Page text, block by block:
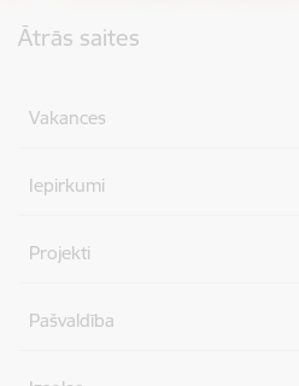
Ātrās saites
Vakances
Iepirkumi
Projekti
Pašvaldība